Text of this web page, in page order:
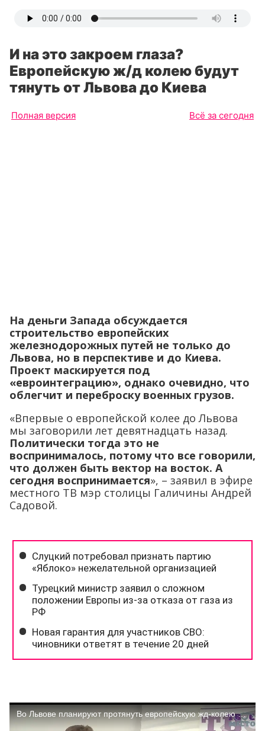
И на это закроем глаза?
Европейскую ж/д колею будут
тянуть от Львова до Киева
Полная версия Всё за сегодня
На деньги Запада обсуждается
строительство европейских
железнодорожных путей не только до
Львова, но в перспективе и до Киева.
Проект маскируется под
«евроинтеграцию», однако очевидно, что
облегчит и переброску военных грузов.
«Впервые о европейской колее до Львова
мы заговорили лет девятнадцать назад.
Политически тогда это не
воспринималось, потому что все говорили,
что должен быть вектор на восток. А
сегодня воспринимается», – заявил в эфире
местного ТВ мэр столицы Галичины Андрей
Садовой.